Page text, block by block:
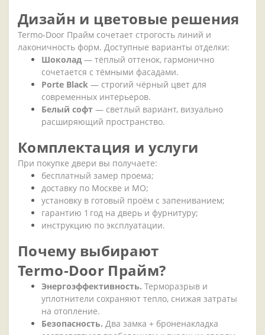
Дизайн и цветовые решения
Termo‑Door Прайм сочетает строгость линий и
лаконичность форм. Доступные варианты отделки:
Шоколад — тёплый оттенок, гармонично
сочетается с тёмными фасадами.
Porte Black — строгий чёрный цвет для
современных интерьеров.
Белый софт — светлый вариант, визуально
расширяющий пространство.
Комплектация и услуги
При покупке двери вы получаете:
бесплатный замер проема;
доставку по Москве и МО;
установку в готовый проём с запениванием;
гарантию 1 год на дверь и фурнитуру;
инструкцию по эксплуатации.
Почемувыбирают
Termo‑Door Прайм?
Энергоэффективность. Терморазрыв и
уплотнители сохраняют тепло, снижая затраты
на отопление.
Безопасность. Два замка + броненакладка